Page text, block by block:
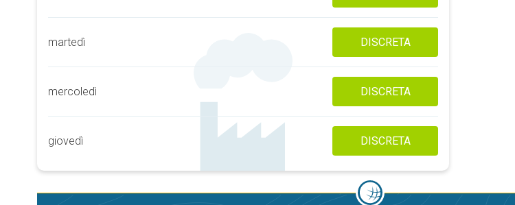
martedì DISCRETA
mercoledì DISCRETA
giovedì DISCRETA